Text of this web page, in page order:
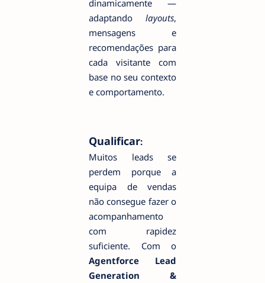
dinamicamente —
adaptando layouts,
mensagens e
recomendações para
cada visitante com
base no seu contexto
e comportamento.
Qualificar:
Muitos leads se
perdem porque a
equipa de vendas
não consegue fazer o
acompanhamento
com rapidez
suficiente. Com o
Agentforce Lead
Generation &